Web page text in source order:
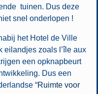
tuinen. Dus deze
snel onderlopen !
het Hotel de Ville
eilandjes zoals l’île aux
een opknapbeurt
Dus een
“Ruimte voor